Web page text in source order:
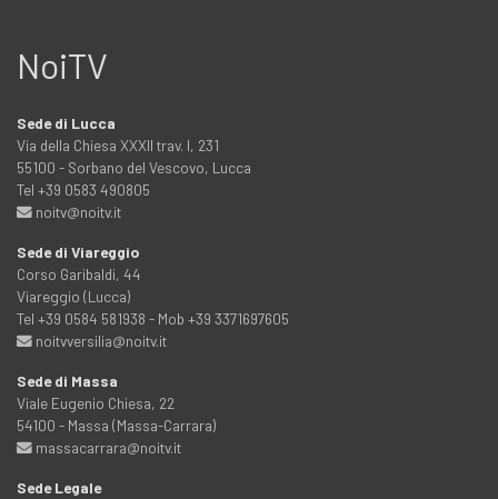
NoiTV
Sede di Lucca
Via della Chiesa XXXII trav. I, 231
55100 - Sorbano del Vescovo, Lucca
Tel +39 0583 490805
noitv@noitv.it
Sede di Viareggio
Corso Garibaldi, 44
Viareggio (Lucca)
Tel +39 0584 581938 - Mob +39 3371697605
noitvversilia@noitv.it
Sede di Massa
Viale Eugenio Chiesa, 22
54100 - Massa (Massa-Carrara)
massacarrara@noitv.it
Sede Legale